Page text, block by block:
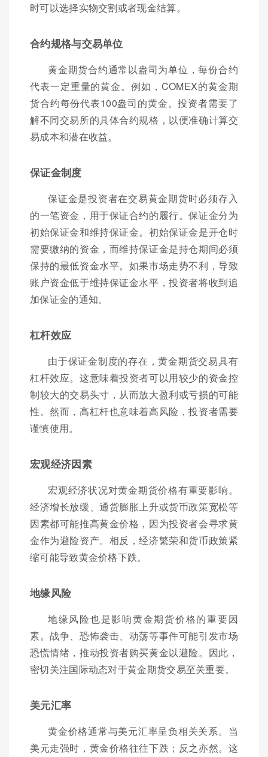
时可以选择实物交割或者现金结算。
合约规格与交易单位
黄金期货合约通常以盎司为单位，每份合约
代表一定重量的黄金。例如，COMEX的黄金期
货合约每份代表100盎司的黄金。投资者需要了
解不同交易所的具体合约规格，以便准确计算交
易成本和潜在收益。
保证金制度
保证金是投资者在交易黄金期货时必须存入
的一笔资金，用于保证合约的履行。保证金分为
初始保证金和维持保证金。初始保证金是开仓时
需要缴纳的资金，而维持保证金是持仓期间必须
保持的最低资金水平。如果市场走势不利，导致
账户资金低于维持保证金水平，投资者将收到追
加保证金的通知。
杠杆效应
由于保证金制度的存在，黄金期货交易具有
杠杆效应。这意味着投资者可以用较少的资金控
制较大的交易头寸，从而放大盈利或亏损的可能
性。然而，高杠杆也意味着高风险，投资者需要
谨慎使用。
宏观经济因素
宏观经济状况对黄金期货价格有重要影响。
经济增长放缓、通货膨胀上升或货币政策宽松等
因素都可能推高黄金价格，因为投资者会寻求黄
金作为避险资产。相反，经济繁荣和货币政策紧
缩可能导致黄金价格下跌。
地缘风险
地缘风险也是影响黄金期货价格的重要因
素。战争、恐怖袭击、动荡等事件可能引发市场
恐慌情绪，推动投资者购买黄金以避险。因此，
密切关注国际动态对于黄金期货交易至关重要。
美元汇率
黄金价格通常与美元汇率呈负相关关系。当
美元走强时，黄金价格往往下跌；反之亦然。这